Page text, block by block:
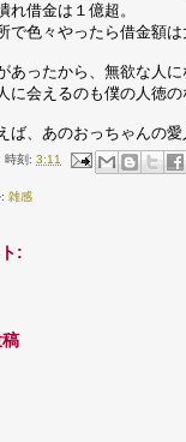
れ借金は１億超。
で色々やったら借金額
あったから、無欲な人
に会えるのも僕の人徳の
ば、あのおっちゃんの
時刻:3:11
:雑感
: